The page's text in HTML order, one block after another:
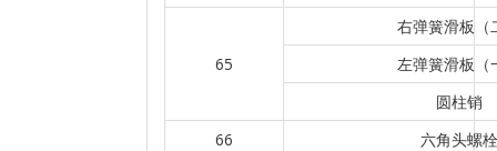
65
右弹簧滑板（
左弹簧滑板（
圆柱销
66
六角头螺栓